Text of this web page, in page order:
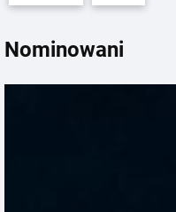
Nominowani